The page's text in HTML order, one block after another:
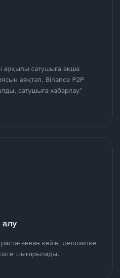
арқылы сатушыға ақша
аяқтап, Binance P2P
сатушыға хабарлау”
кейін, депозитке
шығарылады.